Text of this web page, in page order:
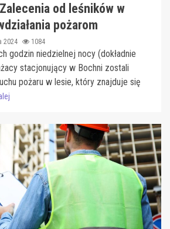
od leśników w
pożarom
2024 1084
godzin niedzielnej nocy (dokładnie
stacjonujący w Bochni zostali
pożaru w lesie, który znajduje się